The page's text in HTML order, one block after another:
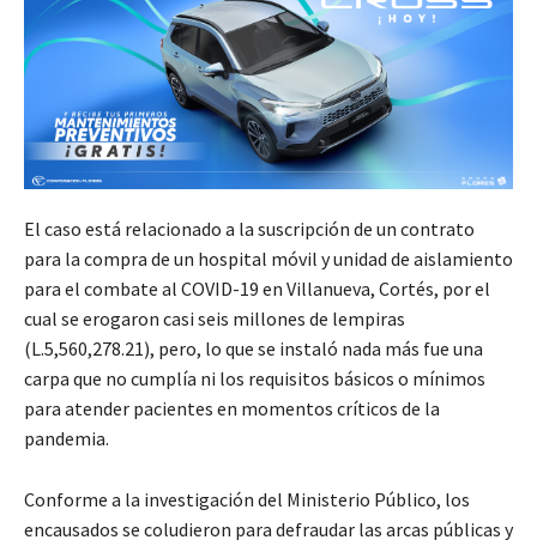
El caso está relacionado a la suscripción de un contrato
para la compra de un hospital móvil y unidad de aislamiento
para el combate al COVID-19 en Villanueva, Cortés, por el
cual se erogaron casi seis millones de lempiras
(L.5,560,278.21), pero, lo que se instaló nada más fue una
carpa que no cumplía ni los requisitos básicos o mínimos
para atender pacientes en momentos críticos de la
pandemia.
Conforme a la investigación del Ministerio Público, los
encausados se coludieron para defraudar las arcas públicas y